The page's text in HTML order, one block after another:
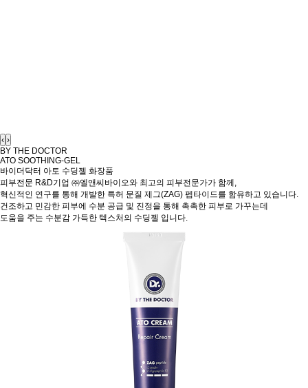
‹ ›
BY THE DOCTOR
ATO SOOTHING-GEL
바이더닥터 아토 수딩젤 화장품
피부전문 R&D기업 ㈜엘앤씨바이오와 최고의 피부전문가가 함께,
혁신적인 연구를 통해 개발한 특허 문질 제그(ZAG) 펩타이드를 함유하고 있습니다.
건조하고 민감한 피부에 수분 공급 및 진정을 통해 촉촉한 피부로 가꾸는데
도움을 주는 수분감 가득한 텍스처의 수딩젤 입니다.